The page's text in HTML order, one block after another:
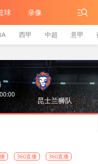
球 录像
西甲 中超 意甲
昆士兰狮队
360直播 360直播